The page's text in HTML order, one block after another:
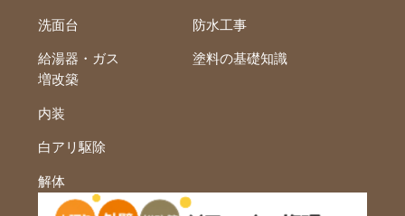
洗面台
給湯器・ガス
防水工事
塗料の基礎知識
増改築
内装
白アリ駆除
解体